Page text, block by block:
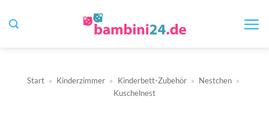
Inhalt
Start » Kinderzimmer » Kinderbett-Zubehör » Nestchen »
Kuschelnest